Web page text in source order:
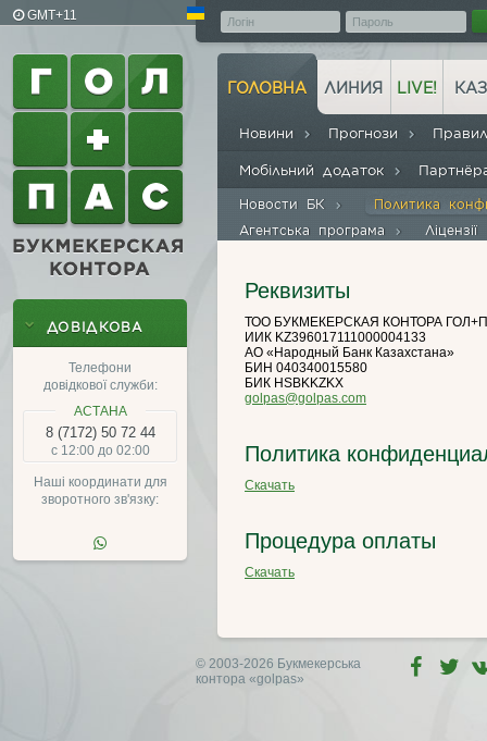
GMT+11
ДОВІДКОВА
Телефони
довідкової служби:
АСТАНА
8 (7172) 50 72 44
с 12:00 до 02:00
Наші координати для
зворотного зв'язку:
ГОЛОВНА
Новини Прогнози
Новости БК
Политика
Агентська програма
Ліцензії
Мобільний додаток
ЛИНИЯ LIVE!
Реквизиты
ТОО БУКМЕКЕРСКАЯ КОНТОРА
ИИК KZ396017111000004133
АО «Народный Банк Казахстана»
БИН 040340015580
БИК HSBKKZKX
golpas@golpas.com
Политика
Скачать
Процедура оплаты
Скачать
© 2003-2026 Букмекерська
контора «golpas»